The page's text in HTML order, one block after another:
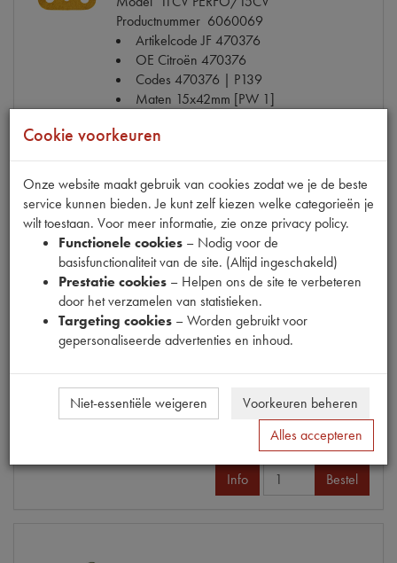
Productnummer 6060069
Artikelcode JF470376
OE Citroën 470376
Codes 470376 | P139
Maten 15x42mm [PW 1]
€ 1,13(€ 0,93 excl. btw)
Info Bestel
RING FIBER/KOPER OLIELEIDING
Model11CV/15CV/ID 19
Productnummer6020439
Artikelcode JF1099
Codes1099 | PA4295
Maten [PW 4]
Info Bestel
Cookie voorkeuren
Onze website maakt gebruik van cookies zodat we je de beste
service kunnen bieden. Je kunt zelf kiezen welke categorieën je
wilt toestaan. Voor meer informatie, zie onze privacy policy.
Functionele cookies – Nodig voor de
basisfunctionaliteit van de site. (Altijd ingeschakeld)
Prestatie cookies – Helpen ons de site te verbeteren
door het verzamelen van statistieken.
Targeting cookies – Worden gebruikt voor
gepersonaliseerde advertenties en inhoud.
Niet-essentiële weigeren
Voorkeuren beheren
Alles accepteren